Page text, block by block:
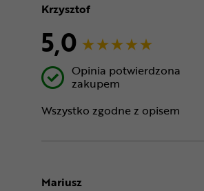
Krzysztof
5,0
Opinia potwierdzona
zakupem
Wszystko zgodne z opisem
Mariusz